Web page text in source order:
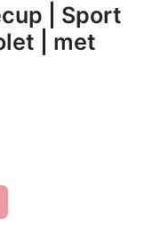
| Sport
| met